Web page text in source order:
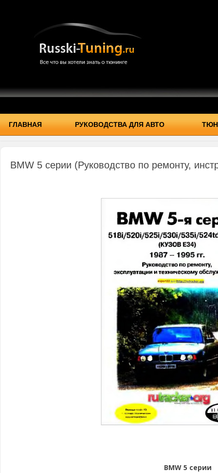
ГЛАВНАЯ РУКОВОДСТВА ДЛЯ АВТО
BMW 5 серии (Руководство по ремонту,
BMW 5 серии